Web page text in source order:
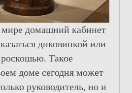
домашний кабинет
диковинкой или
Такое
доме сегодня может
руководитель, но и